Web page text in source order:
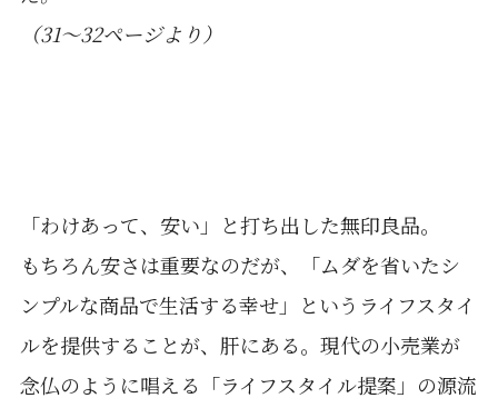
（31～32ページより）
「わけあって、安い」と打ち出した無印良品。
もちろん安さは重要なのだが、「ムダを省いたシ
ンプルな商品で生活する幸せ」というライフスタイ
ルを提供することが、肝にある。現代の小売業が
念仏のように唱える「ライフスタイル提案」の源流